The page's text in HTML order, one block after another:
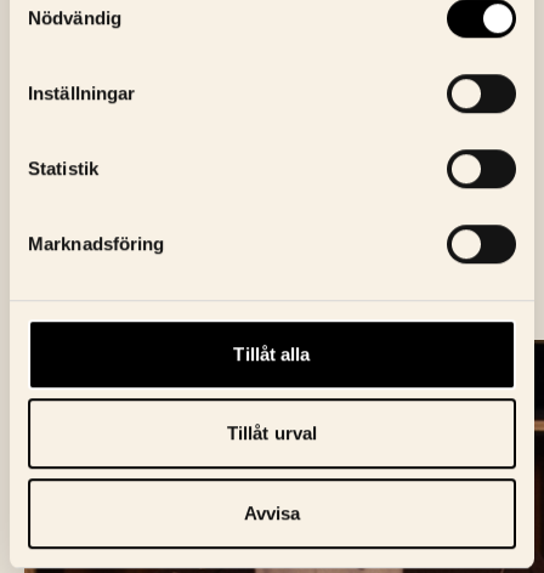
Nödvändig
Inställningar
Statistik
Marknadsföring
Tillåt alla
Tillåt urval
Avvisa
NYHETSBREV